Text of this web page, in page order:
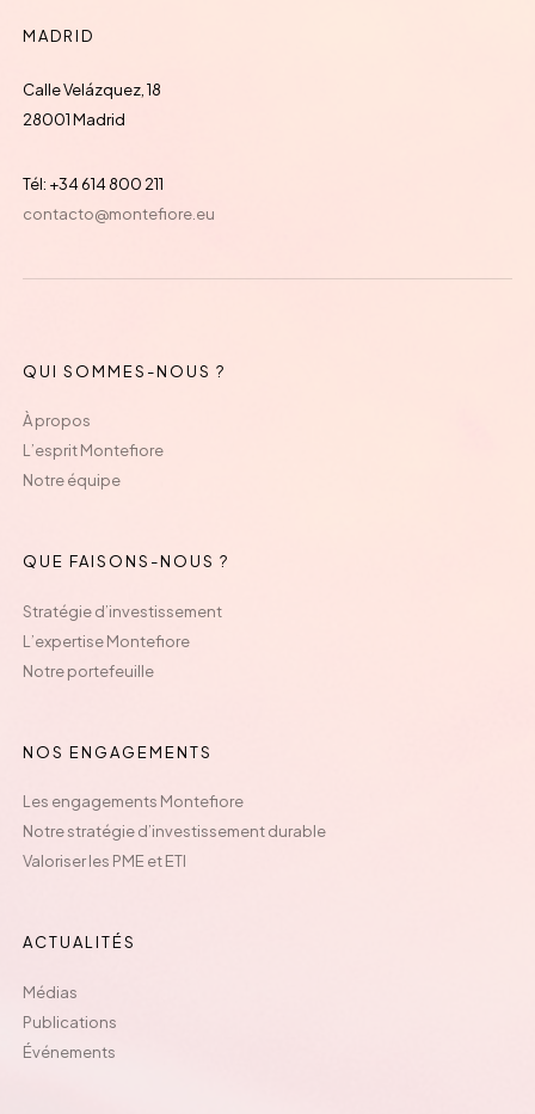
MADRID
Calle Velázquez, 18
28001 Madrid
Tél: +34 614 800 211
contacto@montefiore.eu
QUI SOMMES-NOUS ?
À propos
L’esprit Montefiore
Notre équipe
QUE FAISONS-NOUS ?
Stratégie d’investissement
L’expertise Montefiore
Notre portefeuille
NOS ENGAGEMENTS
Les engagements Montefiore
Notre stratégie d’investissement durable
Valoriser les PME et ETI
ACTUALITÉS
Médias
Publications
Événements